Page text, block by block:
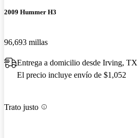
2009 Hummer H3
96,693 millas
Entrega a domicilio desde Irving, TX
El precio incluye envío de $1,052
Trato justo